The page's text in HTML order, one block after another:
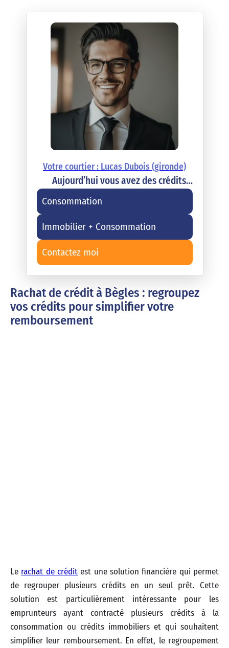
Votre courtier : Lucas Dubois (gironde)
Aujourd’hui vous avez des crédits…
Consommation
Immobilier + Consommation
Contactez moi
Rachat de crédit à Bègles : regroupez
vos crédits pour simplifier votre
remboursement
Le rachat de crédit est une solution financière qui permet
de regrouper plusieurs crédits en un seul prêt. Cette
solution est particulièrement intéressante pour les
emprunteurs ayant contracté plusieurs crédits à la
consommation ou crédits immobiliers et qui souhaitent
simplifier leur remboursement. En effet, le regroupement